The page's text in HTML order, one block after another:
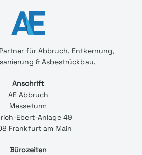
Partner für Abbruch, Entkernung,
& Asbestrückbau.
Anschrift
AE Abbruch
Messeturm
Ebert-Anlage 49
Frankfurt am Main
Bürozeiten